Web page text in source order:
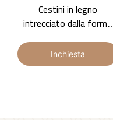
Cestini in legno
intrecciato dalla forma
unica: vasi da fiori alti
resistenti e durevoli
Inchiesta